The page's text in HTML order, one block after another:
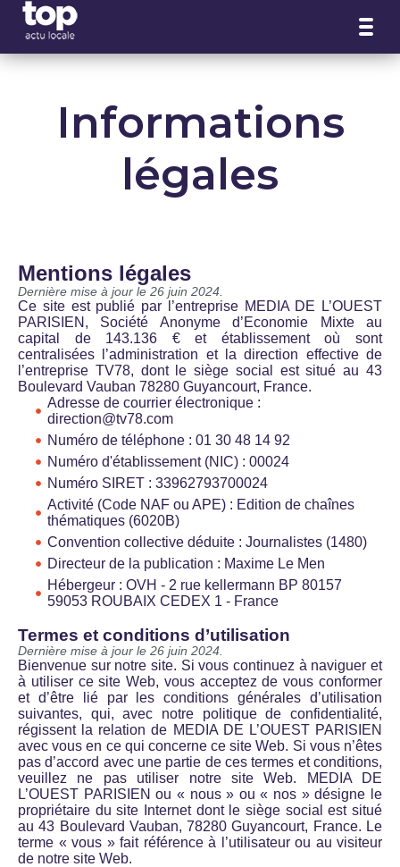
Informations
légales
Mentions légales
Dernière mise à jour le 26 juin 2024.
Ce site est publié par l’entreprise MEDIA DE L’OUEST
PARISIEN, Société Anonyme d’Economie Mixte au
capital de 143.136 € et établissement où sont
centralisées l’administration et la direction effective de
l’entreprise TV78, dont le siège social est situé au 43
Boulevard Vauban 78280 Guyancourt, France.
Adresse de courrier électronique :
direction@tv78.com
Numéro de téléphone : 01 30 48 14 92
Numéro d'établissement (NIC) : 00024
Numéro SIRET : 33962793700024
Activité (Code NAF ou APE) : Edition de chaînes
thématiques (6020B)
Convention collective déduite : Journalistes (1480)
Directeur de la publication : Maxime Le Men
Hébergeur : OVH - 2 rue kellermann BP 80157
59053 ROUBAIX CEDEX 1 - France
Termes et conditions d’utilisation
Dernière mise à jour le 26 juin 2024.
Bienvenue sur notre site. Si vous continuez à naviguer et
à utiliser ce site Web, vous acceptez de vous conformer
et d’être lié par les conditions générales d’utilisation
suivantes, qui, avec notre politique de confidentialité,
régissent la relation de MEDIA DE L’OUEST PARISIEN
avec vous en ce qui concerne ce site Web. Si vous n’êtes
pas d’accord avec une partie de ces termes et conditions,
veuillez ne pas utiliser notre site Web. MEDIA DE
L’OUEST PARISIEN ou « nous » ou « nos » désigne le
propriétaire du site Internet dont le siège social est situé
au 43 Boulevard Vauban, 78280 Guyancourt, France. Le
terme « vous » fait référence à l’utilisateur ou au visiteur
de notre site Web.
Panneau de gestion des cookies